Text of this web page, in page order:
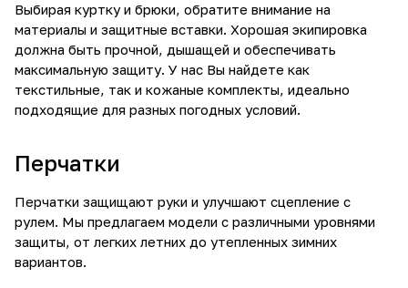
Выбирая куртку и брюки, обратите внимание на
материалы и защитные вставки. Хорошая экипировка
должна быть прочной, дышащей и обеспечивать
максимальную защиту. У нас Вы найдете как
текстильные, так и кожаные комплекты, идеально
подходящие для разных погодных условий.
Перчатки
Перчатки защищают руки и улучшают сцепление с
рулем. Мы предлагаем модели с различными уровнями
защиты, от легких летних до утепленных зимних
вариантов.